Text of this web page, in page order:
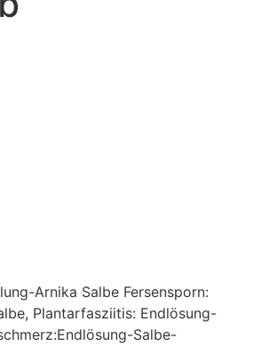
Arnika Salbe Fersensporn:
Plantarfasziitis: Endlösung-
Salbe-